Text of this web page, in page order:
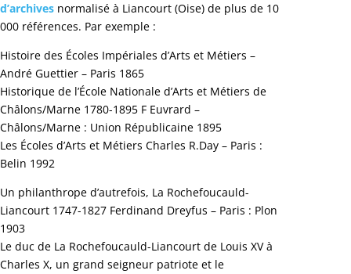
d’archives normalisé à Liancourt (Oise) de plus de 10
000 références. Par exemple :
Histoire des Écoles Impériales d’Arts et Métiers –
André Guettier – Paris 1865
Historique de l’École Nationale d’Arts et Métiers de
Châlons/Marne 1780-1895 F Euvrard –
Châlons/Marne : Union Républicaine 1895
Les Écoles d’Arts et Métiers Charles R.Day – Paris :
Belin 1992
Un philanthrope d’autrefois, La Rochefoucauld-
Liancourt 1747-1827 Ferdinand Dreyfus – Paris : Plon
1903
Le duc de La Rochefoucauld-Liancourt de Louis XV à
Charles X, un grand seigneur patriote et le